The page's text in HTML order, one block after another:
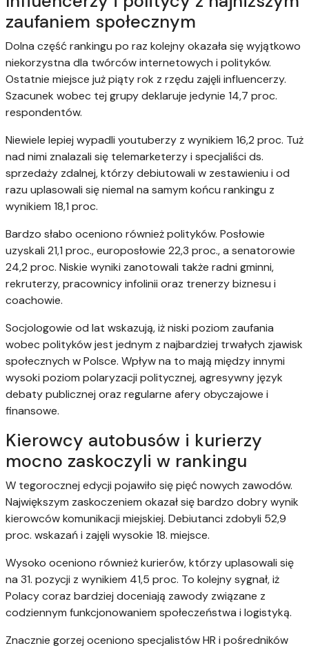
zaufaniem społecznym
Dolna część rankingu po raz kolejny okazała się wyjątkowo
niekorzystna dla twórców internetowych i polityków.
Ostatnie miejsce już piąty rok z rzędu zajęli influencerzy.
Szacunek wobec tej grupy deklaruje jedynie 14,7 proc.
respondentów.
Niewiele lepiej wypadli youtuberzy z wynikiem 16,2 proc. Tuż
nad nimi znalazali się telemarketerzy i specjaliści ds.
sprzedaży zdalnej, którzy debiutowali w zestawieniu i od
razu uplasowali się niemal na samym końcu rankingu z
wynikiem 18,1 proc.
Bardzo słabo oceniono również polityków. Posłowie
uzyskali 21,1 proc., europosłowie 22,3 proc., a senatorowie
24,2 proc. Niskie wyniki zanotowali także radni gminni,
rekruterzy, pracownicy infolinii oraz trenerzy biznesu i
coachowie.
Socjologowie od lat wskazują, iż niski poziom zaufania
wobec polityków jest jednym z najbardziej trwałych zjawisk
społecznych w Polsce. Wpływ na to mają między innymi
wysoki poziom polaryzacji politycznej, agresywny język
debaty publicznej oraz regularne afery obyczajowe i
finansowe.
Kierowcy autobusów i kurierzy
mocno zaskoczyli w rankingu
W tegorocznej edycji pojawiło się pięć nowych zawodów.
Największym zaskoczeniem okazał się bardzo dobry wynik
kierowców komunikacji miejskiej. Debiutanci zdobyli 52,9
proc. wskazań i zajęli wysokie 18. miejsce.
Wysoko oceniono również kurierów, którzy uplasowali się
na 31. pozycji z wynikiem 41,5 proc. To kolejny sygnał, iż
Polacy coraz bardziej doceniają zawody związane z
codziennym funkcjonowaniem społeczeństwa i logistyką.
Znacznie gorzej oceniono specjalistów HR i pośredników